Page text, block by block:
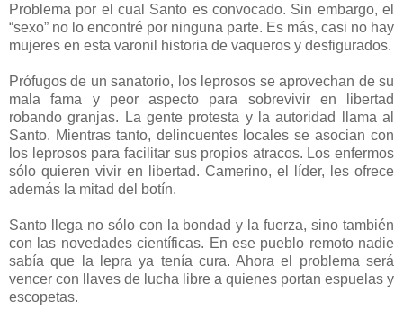
Problema por el cual Santo es convocado. Sin embargo, el
“sexo” no lo encontré por ninguna parte. Es más, casi no hay
mujeres en esta varonil historia de vaqueros y desfigurados.
Prófugos de un sanatorio, los leprosos se aprovechan de su
mala fama y peor aspecto para sobrevivir en libertad
robando granjas. La gente protesta y la autoridad llama al
Santo. Mientras tanto, delincuentes locales se asocian con
los leprosos para facilitar sus propios atracos. Los enfermos
sólo quieren vivir en libertad. Camerino, el líder, les ofrece
además la mitad del botín.
Santo llega no sólo con la bondad y la fuerza, sino también
con las novedades científicas. En ese pueblo remoto nadie
sabía que la lepra ya tenía cura. Ahora el problema será
vencer con llaves de lucha libre a quienes portan espuelas y
escopetas.